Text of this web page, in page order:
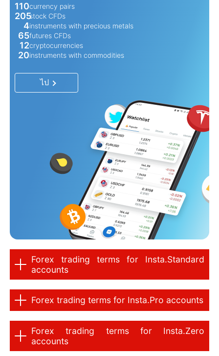
110currency pairs
205stock CFDs
4instruments with precious metals
65futures CFDs
12cryptocurrencies
20instruments with commodities
ไป
Forex trading terms for Insta.Standard
accounts
Forex trading terms for Insta.Pro accounts
Forex trading terms for Insta.Zero
accounts